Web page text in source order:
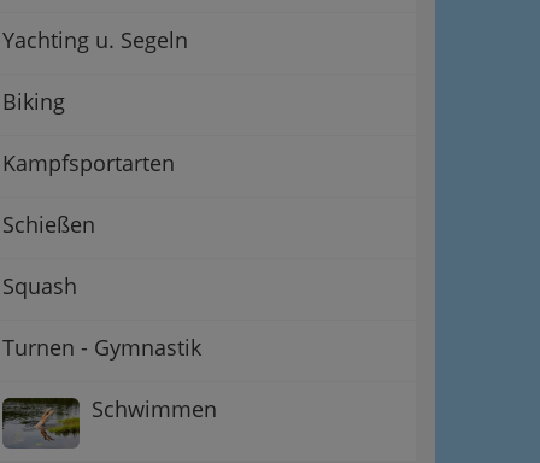
Yachting u. Segeln
Biking
Kampfsportarten
Schießen
Squash
Turnen - Gymnastik
Schwimmen